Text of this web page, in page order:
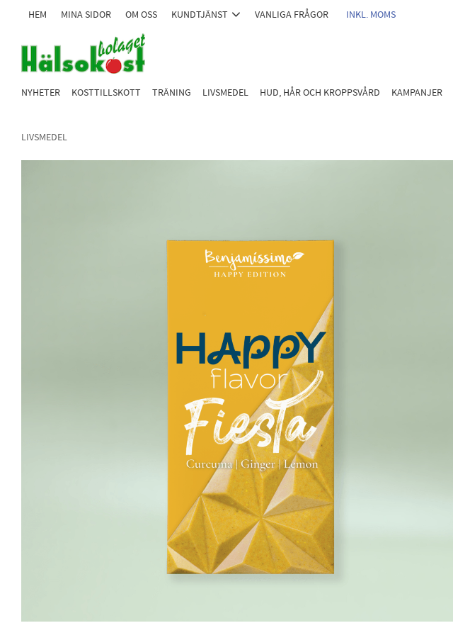
HEM MINA SIDOR OM OSS KUNDTJÄNST VANLIGA FRÅGOR INKL. MOMS
NYHETER KOSTTILLSKOTT TRÄNING LIVSMEDEL HUD, HÅR OCH KROPPSVÅRD KAMPANJER
LIVSMEDEL